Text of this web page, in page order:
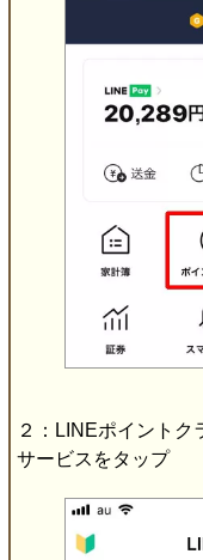
２：LINEポイントク
サービスをタップ